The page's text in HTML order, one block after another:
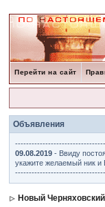
Перейти на сайт
Объявления
09.08.2019 - Ввиду
укажите желаемый ник и
Новый